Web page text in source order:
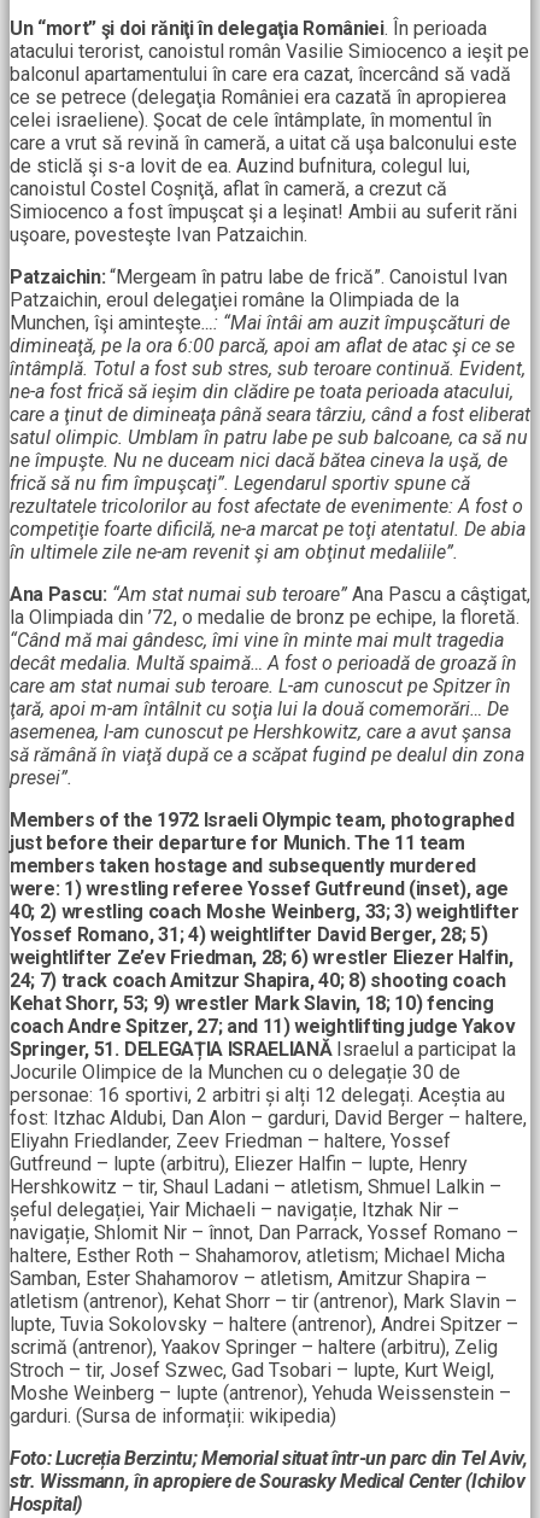
Un “mort” şi doi răniţi în delegaţia României. În perioada
atacului terorist, canoistul român Vasilie Simiocenco a ieşit pe
balconul apartamentului în care era cazat, încercând să vadă
ce se petrece (delegaţia României era cazată în apropierea
celei israeliene). Şocat de cele întâmplate, în momentul în
care a vrut să revină în cameră, a uitat că uşa balconului este
de sticlă şi s-a lovit de ea. Auzind bufnitura, colegul lui,
canoistul Costel Coşniţă, aflat în cameră, a crezut că
Simiocenco a fost împuşcat şi a leşinat! Ambii au suferit răni
uşoare, povesteşte Ivan Patzaichin.
Patzaichin: “Mergeam în patru labe de frică”. Canoistul Ivan
Patzaichin, eroul delegaţiei române la Olimpiada de la
Munchen, îşi aminteşte…: “Mai întâi am auzit împuşcături de
dimineaţă, pe la ora 6:00 parcă, apoi am aflat de atac şi ce se
întâmplă. Totul a fost sub stres, sub teroare continuă. Evident,
ne-a fost frică să ieşim din clădire pe toata perioada atacului,
care a ţinut de dimineaţa până seara târziu, când a fost eliberat
satul olimpic. Umblam în patru labe pe sub balcoane, ca să nu
ne împuşte. Nu ne duceam nici dacă bătea cineva la uşă, de
frică să nu fim împuşcaţi”. Legendarul sportiv spune că
rezultatele tricolorilor au fost afectate de evenimente: A fost o
competiţie foarte dificilă, ne-a marcat pe toţi atentatul. De abia
în ultimele zile ne-am revenit şi am obţinut medaliile”.
Ana Pascu: “Am stat numai sub teroare”Ana Pascu a câştigat,
la Olimpiada din ’72, o medalie de bronz pe echipe, la floretă.
“Când mă mai gândesc, îmi vine în minte mai mult tragedia
decât medalia. Multă spaimă… A fost o perioadă de groază în
care am stat numai sub teroare. L-am cunoscut pe Spitzer în
ţară, apoi m-am întâlnit cu soţia lui la două comemorări… De
asemenea, l-am cunoscut pe Hershkowitz, care a avut şansa
să rămână în viaţă după ce a scăpat fugind pe dealul din zona
presei”.
Members of the 1972 Israeli Olympic team, photographed
just before their departure for Munich. The 11 team
members taken hostage and subsequently murdered
were: 1) wrestling referee Yossef Gutfreund (inset), age
40; 2) wrestling coach Moshe Weinberg, 33; 3) weightlifter
Yossef Romano, 31; 4) weightlifter David Berger, 28; 5)
weightlifter Ze’ev Friedman, 28; 6) wrestler Eliezer Halfin,
24; 7) track coach Amitzur Shapira, 40; 8) shooting coach
Kehat Shorr, 53; 9) wrestler Mark Slavin, 18; 10) fencing
coach Andre Spitzer, 27; and 11) weightlifting judge Yakov
Springer, 51. DELEGAȚIA ISRAELIANĂIsraelul a participat la
Jocurile Olimpice de la Munchen cu o delegație 30 de
personae: 16 sportivi, 2 arbitri și alți 12 delegați. Aceștia au
fost: Itzhac Aldubi, Dan Alon – garduri, David Berger – haltere,
Eliyahn Friedlander, Zeev Friedman – haltere, Yossef
Gutfreund – lupte (arbitru), Eliezer Halfin – lupte, Henry
Hershkowitz – tir, Shaul Ladani – atletism, Shmuel Lalkin –
șeful delegației, Yair Michaeli – navigație, Itzhak Nir –
navigație, Shlomit Nir – înnot, Dan Parrack, Yossef Romano –
haltere, Esther Roth – Shahamorov, atletism; Michael Micha
Samban, Ester Shahamorov – atletism, Amitzur Shapira –
atletism (antrenor), Kehat Shorr – tir (antrenor), Mark Slavin –
lupte, Tuvia Sokolovsky – haltere (antrenor), Andrei Spitzer –
scrimă (antrenor), Yaakov Springer – haltere (arbitru), Zelig
Stroch – tir, Josef Szwec, Gad Tsobari – lupte, Kurt Weigl,
Moshe Weinberg – lupte (antrenor), Yehuda Weissenstein –
garduri. (Sursa de informații: wikipedia)
Foto: Lucreția Berzintu; Memorial situat într-un parc din Tel Aviv,
str. Wissmann, în apropiere de Sourasky Medical Center (Ichilov
Hospital)